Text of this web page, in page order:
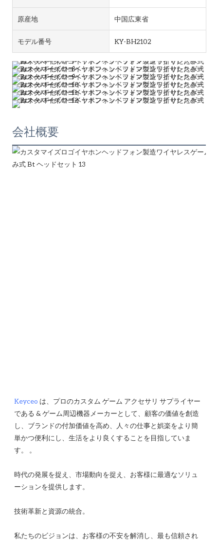
原産地 中国広東省
モデル番号 KY-BH2102
会社概要
Keyceo は、プロのカスタム ゲーム アクセサリ サプライヤー
である & ゲーム周辺機器メーカーとして、顧客の価値を創造
し、ブランドの付加価値を高め、人々の仕事と娯楽をより簡
単かつ便利にし、生活をより良くすることを目指していま
時代の発展を捉え、市場動向を捉え、お客様に最適なソリュ
私たちのビジョンは、お客様の不安を解消し、最も信頼され